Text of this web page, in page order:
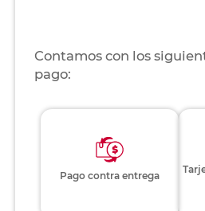
Contamos con los
pago:
Pago contra entrega